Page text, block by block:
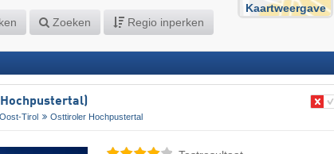
Zoeken Regio inperken
Kaartweergave
Oost-Tirol Osttiroler Hochpustertal